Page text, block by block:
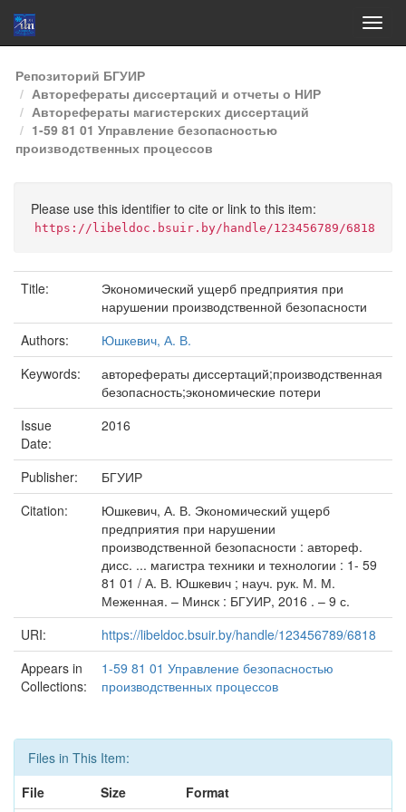
Skip
navigation
Репозиторий БГУИР
Авторефераты диссертаций и отчеты о НИР
Авторефераты магистерских диссертаций
1-59 81 01 Управление безопасностью
производственных процессов
Please use this identifier to cite or link to this item:
https://libeldoc.bsuir.by/handle/123456789/6818
Title:
Экономический ущерб предприятия при
нарушении производственной безопасности
Authors:
Юшкевич, А. В.
Keywords:
авторефераты диссертаций;производственная
безопасность;экономические потери
Issue
Date:
2016
Publisher:
БГУИР
Citation:
Юшкевич, А. В. Экономический ущерб
предприятия при нарушении
производственной безопасности : автореф.
дисс. ... магистра техники и технологии : 1- 59
81 01 / А. В. Юшкевич ; науч. рук. М. М.
Меженная. – Минск : БГУИР, 2016 . – 9 с.
URI:
https://libeldoc.bsuir.by/handle/123456789/6818
Appears in
Collections:
1-59 81 01 Управление безопасностью
производственных процессов
Files in This Item:
File
Size Format